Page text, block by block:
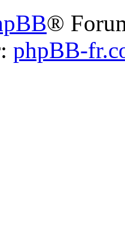
®
phpBB-